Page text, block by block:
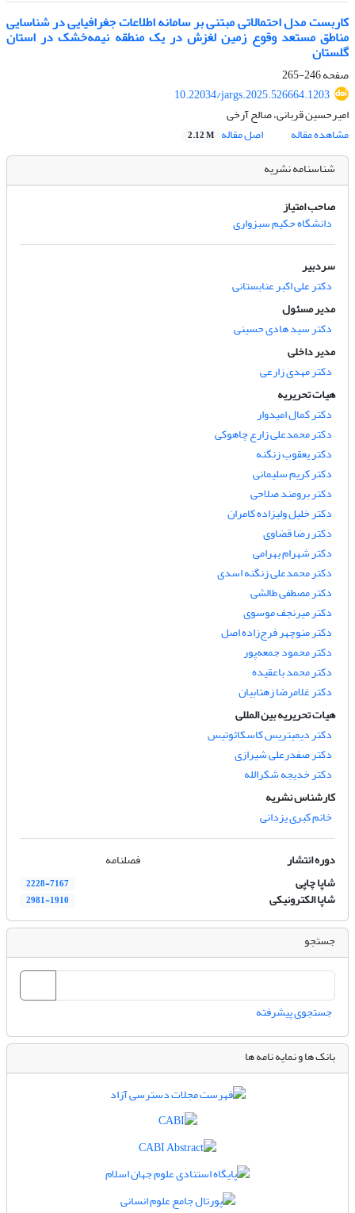
کاربست مدل احتمالاتی مبتنی بر سامانه اطلاعات جغرافیایی در شناسایی
مناطق مستعد وقوع زمین لغزش در یک منطقه نیمه‌خشک در استان
گلستان
صفحه246-265
10.22034/jargs.2025.526664.1203
امیرحسین قربانی، صالح آرخی
مشاهده مقاله
اصل مقاله 2.12 M
شناسنامه نشریه
صاحب امتیاز
دانشگاه حکیم سبزواری
سردبیر
دکتر علی اکبر عنابستانی
مدیر مسئول
دکتر سید هادی حسینی
مدیر داخلی
دکتر مهدی زارعی
هیات تحریریه
دکتر کمال امیدوار
دکتر محمدعلی زارع چاهوکی
دکتر یعقوب زنگنه
دکتر کریم سلیمانی
دکتر برومند صلاحی
دکتر خلیل ولیزاده کامران
دکتر رضا قضاوی
دکتر شهرام بهرامی
دکتر محمدعلی زنگنه اسدی
دکتر مصطفی طالشی
دکتر میرنجف موسوی
دکتر منوچهر فرج‌زاده اصل
دکتر محمود جمعه‌پور
دکتر محمد باعقیده
دکتر غلامرضا زهتابیان
هیات تحریریه بین المللی
دکتر دیمیتریس کاسکائوتیس
دکتر صفدرعلی شیرازی
دکتر خدیجه شکرالله
کارشناس نشریه
خانم کبری یزدانی
دوره انتشار
فصلنامه
شاپا چاپی
2228-7167
شاپا الکترونیکی 2981-1910
جستجو
جستجوی پیشرفته
بانک ها و نمایه نامه ها